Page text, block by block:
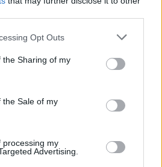
Opt Outs
the Sharing of my
the Sale of my
processing my
Advertising.